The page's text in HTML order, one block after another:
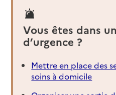
Vous êtes dans
d’urgence ?
Mettre en place des
soins à domicile